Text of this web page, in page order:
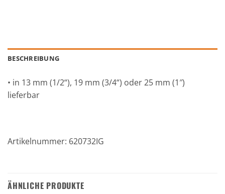
BESCHREIBUNG
• in 13 mm (1/2“), 19 mm (3/4“) oder 25 mm (1″)
lieferbar
Artikelnummer: 620732IG
ÄHNLICHE PRODUKTE